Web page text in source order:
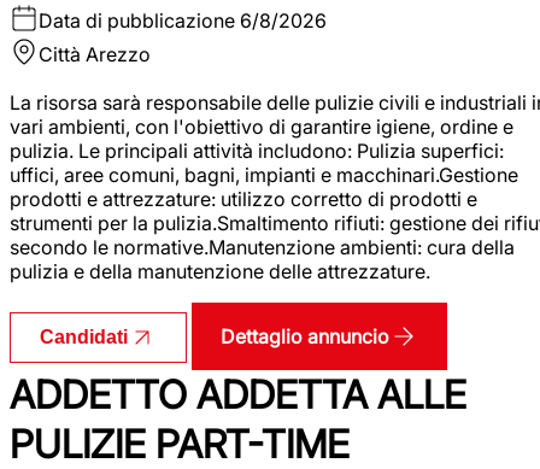
Data di pubblicazione 6/8/2026
Città Arezzo
La risorsa sarà responsabile delle pulizie civili e industriali
vari ambienti, con l'obiettivo di garantire igiene, ordine e
pulizia. Le principali attività includono: Pulizia superfici:
uffici, aree comuni, bagni, impianti e macchinari.Gestione
prodotti e attrezzature: utilizzo corretto di prodotti e
strumenti per la pulizia.Smaltimento rifiuti: gestione dei
secondo le normative.Manutenzione ambienti: cura della
pulizia e della manutenzione delle attrezzature.
Candidati Dettaglio annuncio
ADDETTO ADDETTA ALLE
PULIZIE PART-TIME